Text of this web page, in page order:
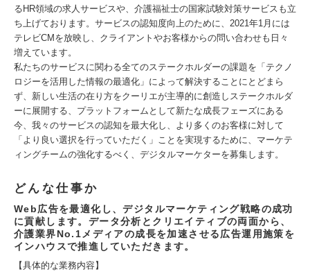
るHR領域の求人サービスや、介護福祉士の国家試験対策サービスも立
ち上げております。サービスの認知度向上のために、2021年1月には
テレビCMを放映し、クライアントやお客様からの問い合わせも日々
増えています。
私たちのサービスに関わる全てのステークホルダーの課題を「テクノ
ロジーを活用した情報の最適化」によって解決することにとどまら
ず、新しい生活の在り方をクーリエが主導的に創造しステークホルダ
ーに展開する、プラットフォームとして新たな成長フェーズにある
今、我々のサービスの認知を最大化し、より多くのお客様に対して
「より良い選択を行っていただく」ことを実現するために、マーケテ
ィングチームの強化するべく、デジタルマーケターを募集します。
どんな仕事か
Web広告を最適化し、デジタルマーケティング戦略の成功
に貢献します。データ分析とクリエイティブの両面から、
介護業界No.1メディアの成長を加速させる広告運用施策を
インハウスで推進していただきます。
【具体的な業務内容】